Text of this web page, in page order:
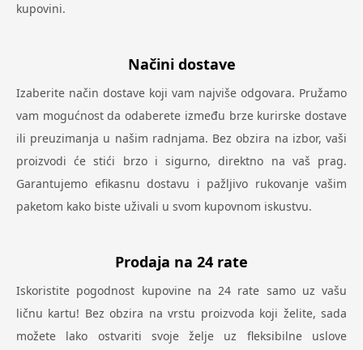
kupovini.
Načini dostave
Izaberite način dostave koji vam najviše odgovara. Pružamo
vam mogućnost da odaberete između brze kurirske dostave
ili preuzimanja u našim radnjama. Bez obzira na izbor, vaši
proizvodi će stići brzo i sigurno, direktno na vaš prag.
Garantujemo efikasnu dostavu i pažljivo rukovanje vašim
paketom kako biste uživali u svom kupovnom iskustvu.
Prodaja na 24 rate
Iskoristite pogodnost kupovine na 24 rate samo uz vašu
ličnu kartu! Bez obzira na vrstu proizvoda koji želite, sada
možete lako ostvariti svoje želje uz fleksibilne uslove